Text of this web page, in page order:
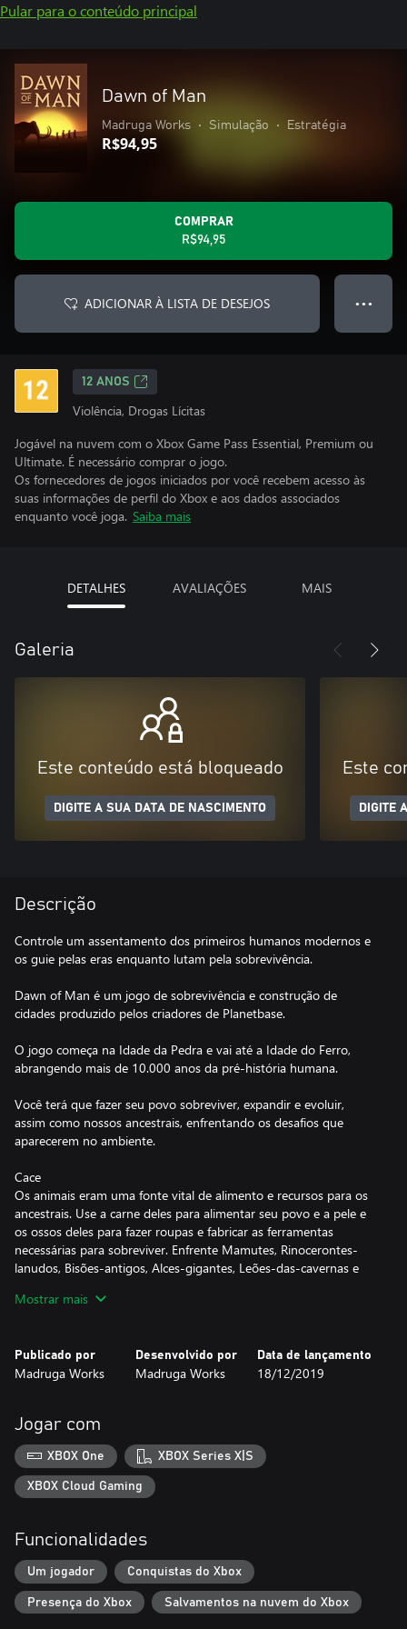
Pular para o conteúdo principal
Dawn of Man
Madruga Works • Simulação • Estratégia
R$94,95
COMPRAR
R$94,95
ADICIONAR À LISTA DE DESEJOS ● ● ●
12 ANOS
Violência, Drogas Lícitas
Jogável na nuvem com o Xbox Game Pass Essential, Premium ou
Ultimate. É necessário comprar o jogo.
Os fornecedores de jogos iniciados por você recebem acesso às
suas informações de perfil do Xbox e aos dados associados
enquanto você joga. Saiba mais
DETALHES AVALIAÇÕES MAIS
Galeria
Este conteúdo está bloqueado
DIGITE A SUA DATA DE NASCIMENTO
Este
DIGITE
Descrição
Controle um assentamento dos primeiros humanos modernos e
os guie pelas eras enquanto lutam pela sobrevivência.
Dawn of Man é um jogo de sobrevivência e construção de
cidades produzido pelos criadores de Planetbase.
O jogo começa na Idade da Pedra e vai até a Idade do Ferro,
abrangendo mais de 10.000 anos da pré-história humana.
Você terá que fazer seu povo sobreviver, expandir e evoluir,
assim como nossos ancestrais, enfrentando os desafios que
aparecerem no ambiente.
Cace
Os animais eram uma fonte vital de alimento e recursos para os
ancestrais. Use a carne deles para alimentar seu povo e a pele e
os ossos deles para fazer roupas e fabricar as ferramentas
necessárias para sobreviver. Enfrente Mamutes, Rinocerontes-
lanudos, Bisões-antigos, Alces-gigantes, Leões-das-cavernas e
sílex, pedras e minérios. Use-os para cozinhar, fabricar
ferramentas e construir estruturas em seu assentamento.
Planeje para os tempos difíceis
Há mais peixes na primavera, as bagas e frutas podem ser
colhidas no verão e os animais são mais fáceis de encontrar
quando está quente. Quando o inverno chegar, lembre-se de ter
alimentos não perecíveis e roupas quentes suficientes para
sobreviver.
Expanda e reforce seu assentamento
Construa mais casas e instalações para expandir a população.
Erga fortificações e fabrique armas para ficar com tudo pronto
quando o conflito inevitável chegar.
Mostrar mais
Publicado por
Madruga Works
Desenvolvido por
Madruga Works
Data de lançamento
18/12/2019
Jogar com
XBOX One XBOX Series X|S
XBOX Cloud Gaming
Funcionalidades
Um jogador Conquistas do Xbox
Presença do Xbox Salvamentos na nuvem do Xbox